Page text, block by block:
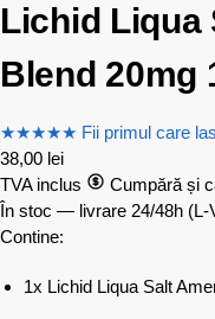
Lichid Liqua
Blend 20mg
★★★★★ Fii primul care
38,00 lei
TVA inclus
Cumpără și
În stoc — livrare 24/48h (L-
Contine:
1x Lichid Liqua Salt